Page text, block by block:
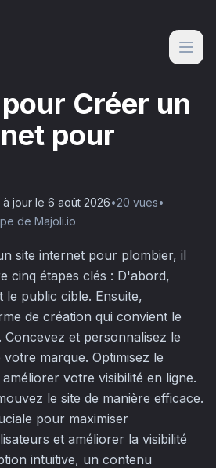
Créer un
pour
à jour le 6 août 2026•20 vues•
de Majoli.io
site internet pour plombier, il
cinq étapes clés : D'abord,
le public cible. Ensuite,
de création qui convient le
Concevez et personnalisez le
marque. Optimisez le
votre visibilité en ligne.
le site de manière efficace.
pour maximiser
et améliorer la visibilité
intuitive, un contenu